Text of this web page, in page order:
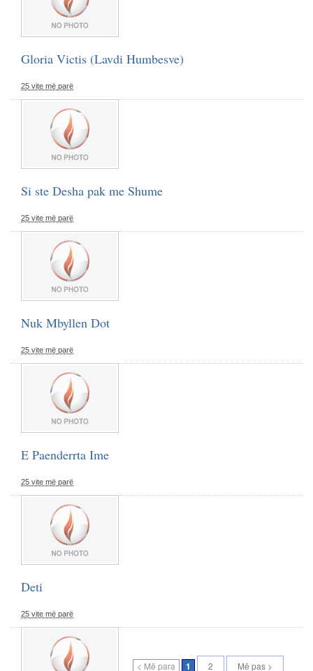
Gloria Victis (Lavdi Humbesve)
25 vite më parë
Si ste Desha pak me Shume
25 vite më parë
Nuk Mbyllen Dot
25 vite më parë
E Paenderrta Ime
25 vite më parë
Deti
25 vite më parë
< Më para 1 2 Më pas >